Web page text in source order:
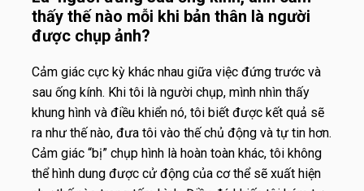
thấy thế nào mỗi khi bản thân là người
được chụp ảnh?
Cảm giác cực kỳ khác nhau giữa việc đứng trước và
sau ống kính. Khi tôi là người chụp, mình nhìn thấy
khung hình và điều khiển nó, tôi biết được kết quả sẽ
ra như thế nào, đưa tôi vào thế chủ động và tự tin hơn.
Cảm giác “bị” chụp hình là hoàn toàn khác, tôi không
thể hình dung được cử động của cơ thể sẽ xuất hiện